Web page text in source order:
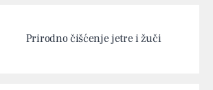
Prirodno čišćenje jetre i žuči